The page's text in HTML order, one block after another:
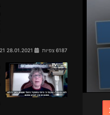
6187 צפיות